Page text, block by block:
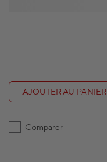
AJOUTER AU PANIER
Comparer